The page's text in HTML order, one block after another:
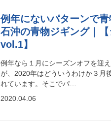
例年にないパターンで
石沖の青物ジギング｜
vol.1】
例年なら１月にシーズンオフを迎
が、2020年はどういうわけか３月
れています。そこでパ…
2020.04.06